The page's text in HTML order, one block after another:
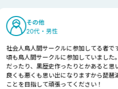
他
・男性
間サークルに参加してる者です。 学生の
サークルに参加していました。 色々大変
黒歴史作ったりとかあると思いますけど、
も思い出になりますから琵琶湖の空を舞う
して頑張ってください！